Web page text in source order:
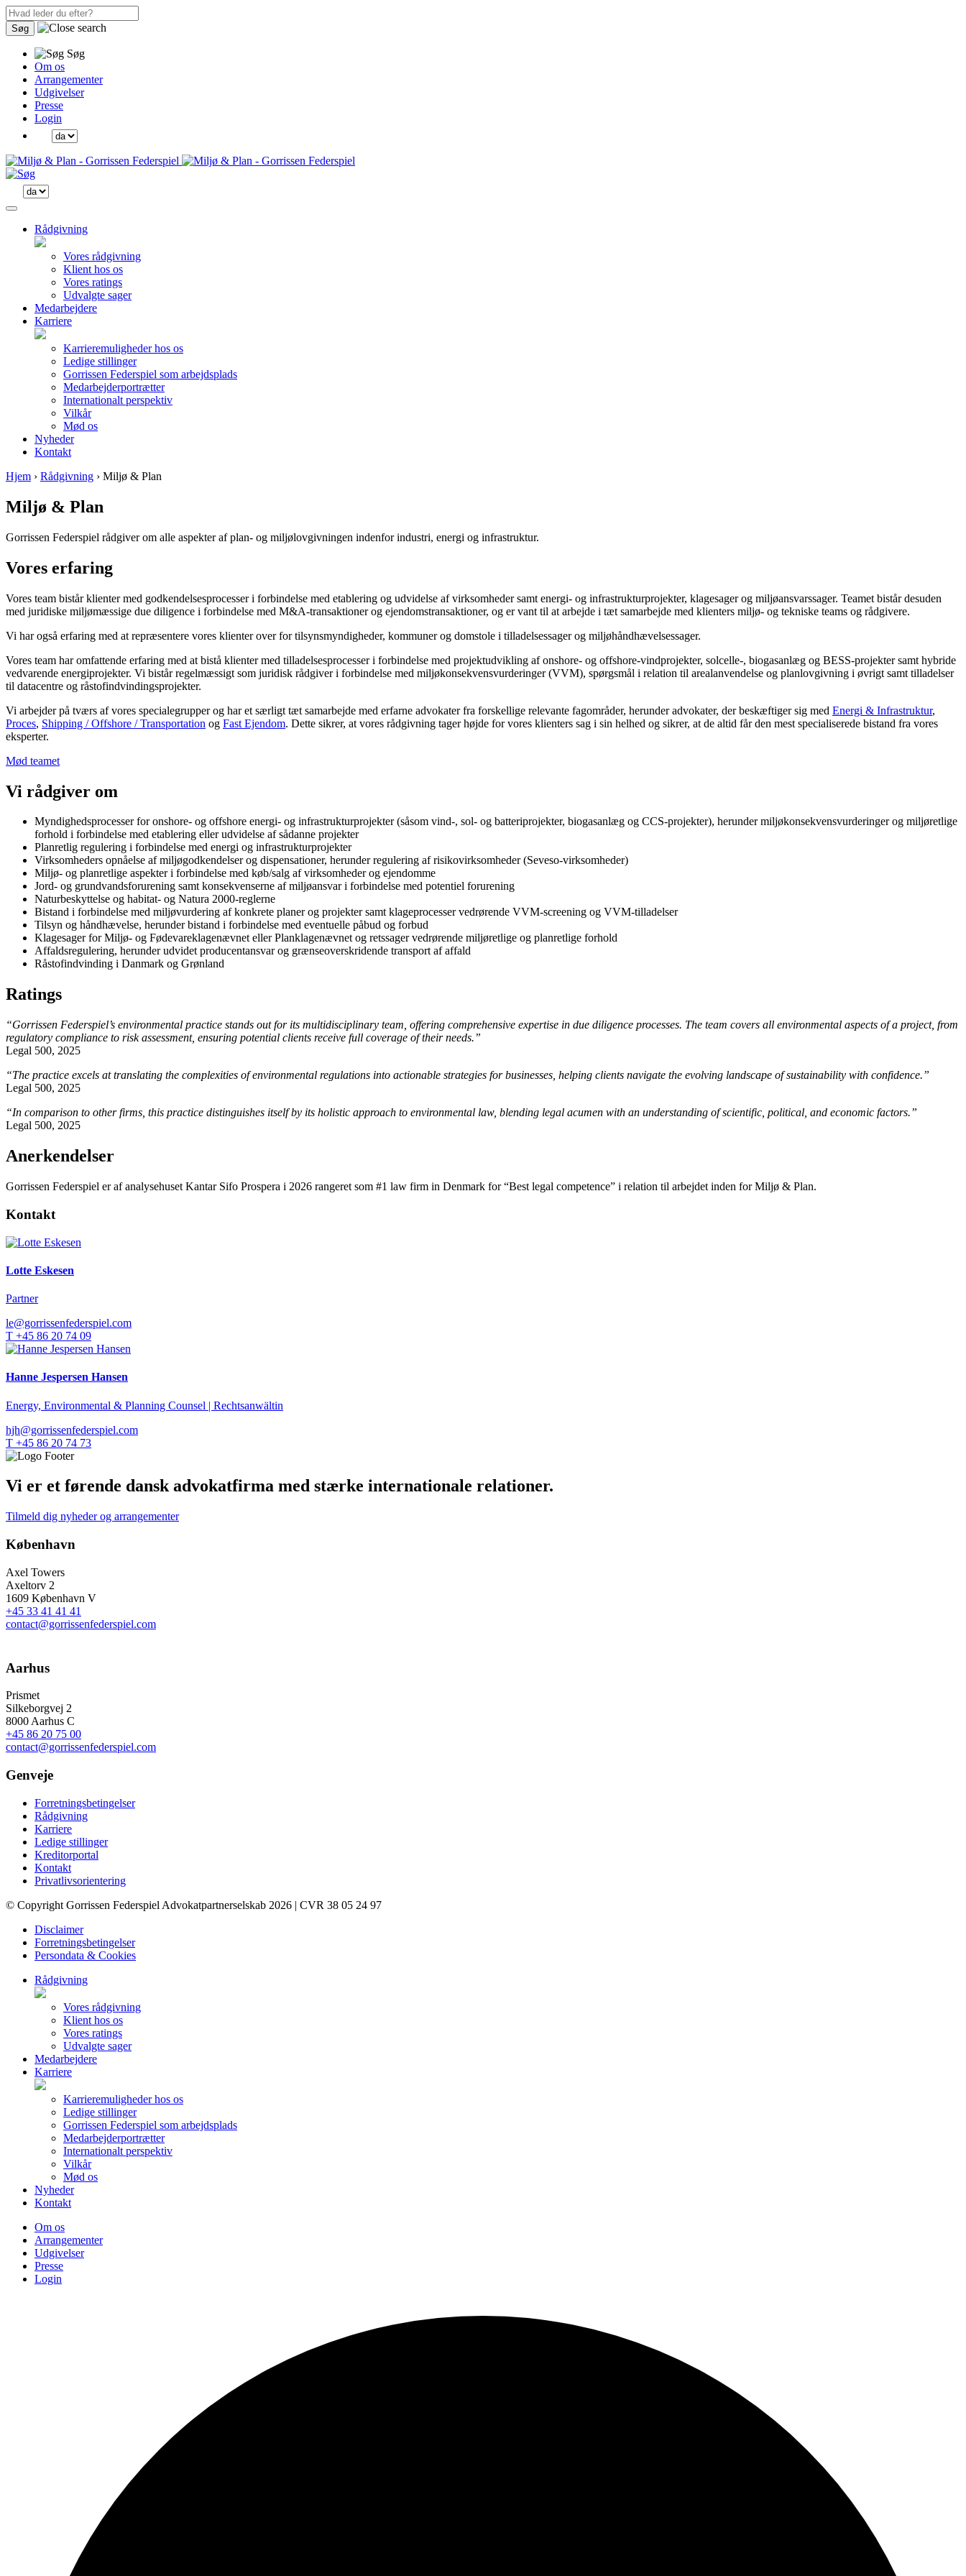
Søg
Søg
Om os
Arrangementer
Udgivelser
Presse
Login
Rådgivning
Vores rådgivning
Klient hos os
Vores ratings
Udvalgte sager
Medarbejdere
Karriere
Karrieremuligheder hos os
Ledige stillinger
Gorrissen Federspiel som arbejdsplads
Medarbejderportrætter
Internationalt perspektiv
Vilkår
Mød os
Nyheder
Kontakt
Hjem › Rådgivning › Miljø & Plan
Miljø & Plan
Gorrissen Federspiel rådgiver om alle aspekter af plan- og miljølovgivningen indenfor industri, energi og infrastruktur.
Vores erfaring
Vores team bistår klienter med godkendelsesprocesser i forbindelse med etablering og udvidelse af virksomheder samt energi- og infrastrukturprojekter, klagesager og miljøansvarssager. Teamet bistår desuden
med juridiske miljømæssige due diligence i forbindelse med M&A-transaktioner og ejendomstransaktioner, og er vant til at arbejde i tæt samarbejde med klienters miljø- og tekniske teams og rådgivere.
Vi har også erfaring med at repræsentere vores klienter over for tilsynsmyndigheder, kommuner og domstole i tilladelsessager og miljøhåndhævelsessager.
Vores team har omfattende erfaring med at bistå klienter med tilladelsesprocesser i forbindelse med projektudvikling af onshore- og offshore-vindprojekter, solcelle-, biogasanlæg og BESS-projekter samt hybride
vedvarende energiprojekter. Vi bistår regelmæssigt som juridisk rådgiver i forbindelse med miljøkonsekvensvurderinger (VVM), spørgsmål i relation til arealanvendelse og planlovgivning i øvrigt samt tilladelser
til datacentre og råstofindvindingsprojekter.
Vi arbejder på tværs af vores specialegrupper og har et særligt tæt samarbejde med erfarne advokater fra forskellige relevante fagområder, herunder advokater, der beskæftiger sig med Energi & Infrastruktur,
Proces, Shipping / Offshore / Transportation og Fast Ejendom. Dette sikrer, at vores rådgivning tager højde for vores klienters sag i sin helhed og sikrer, at de altid får den mest specialiserede bistand fra vores
eksperter.
Mød teamet
Vi rådgiver om
Myndighedsprocesser for onshore- og offshore energi- og infrastrukturprojekter (såsom vind-, sol- og batteriprojekter, biogasanlæg og CCS-projekter), herunder miljøkonsekvensvurderinger og miljøretlige
forhold i forbindelse med etablering eller udvidelse af sådanne projekter
Planretlig regulering i forbindelse med energi og infrastrukturprojekter
Virksomheders opnåelse af miljøgodkendelser og dispensationer, herunder regulering af risikovirksomheder (Seveso-virksomheder)
Miljø- og planretlige aspekter i forbindelse med køb/salg af virksomheder og ejendomme
Jord- og grundvandsforurening samt konsekvenserne af miljøansvar i forbindelse med potentiel forurening
Naturbeskyttelse og habitat- og Natura 2000-reglerne
Bistand i forbindelse med miljøvurdering af konkrete planer og projekter samt klageprocesser vedrørende VVM-screening og VVM-tilladelser
Tilsyn og håndhævelse, herunder bistand i forbindelse med eventuelle påbud og forbud
Klagesager for Miljø- og Fødevareklagenævnet eller Planklagenævnet og retssager vedrørende miljøretlige og planretlige forhold
Affaldsregulering, herunder udvidet producentansvar og grænseoverskridende transport af affald
Råstofindvinding i Danmark og Grønland
Ratings
“Gorrissen Federspiel’s environmental practice stands out for its multidisciplinary team, offering comprehensive expertise in due diligence processes. The team covers all environmental aspects of a project, from
regulatory compliance to risk assessment, ensuring potential clients receive full coverage of their needs.”
Legal 500, 2025
“The practice excels at translating the complexities of environmental regulations into actionable strategies for businesses, helping clients navigate the evolving landscape of sustainability with confidence.”
Legal 500, 2025
“In comparison to other firms, this practice distinguishes itself by its holistic approach to environmental law, blending legal acumen with an understanding of scientific, political, and economic factors.”
Legal 500, 2025
Anerkendelser
Gorrissen Federspiel er af analysehuset Kantar Sifo Prospera i 2026 rangeret som #1 law firm in Denmark for “Best legal competence” i relation til arbejdet inden for Miljø & Plan.
Kontakt
Lotte Eskesen
Partner
le@gorrissenfederspiel.com
T +45 86 20 74 09
Hanne Jespersen Hansen
Energy, Environmental & Planning Counsel | Rechtsanwältin
hjh@gorrissenfederspiel.com
T +45 86 20 74 73
Vi er et førende dansk advokatfirma med stærke internationale relationer.
Tilmeld dig nyheder og arrangementer
København
Axel Towers
Axeltorv 2
1609 København V
+45 33 41 41 41
contact@gorrissenfederspiel.com
Aarhus
Prismet
Silkeborgvej 2
8000 Aarhus C
+45 86 20 75 00
contact@gorrissenfederspiel.com
Genveje
Forretningsbetingelser
Rådgivning
Karriere
Ledige stillinger
Kreditorportal
Kontakt
Privatlivsorientering
© Copyright Gorrissen Federspiel Advokatpartnerselskab 2026 | CVR 38 05 24 97
Disclaimer
Forretningsbetingelser
Persondata & Cookies
Rådgivning
Vores rådgivning
Klient hos os
Vores ratings
Udvalgte sager
Medarbejdere
Karriere
Karrieremuligheder hos os
Ledige stillinger
Gorrissen Federspiel som arbejdsplads
Medarbejderportrætter
Internationalt perspektiv
Vilkår
Mød os
Nyheder
Kontakt
Om os
Arrangementer
Udgivelser
Presse
Login